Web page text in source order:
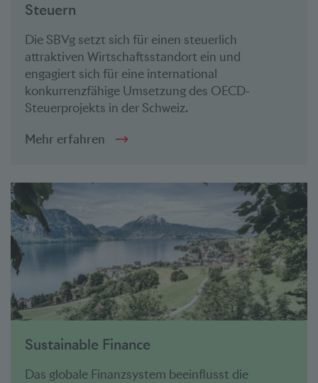
Steuern
Die SBVg setzt sich für einen steuerlich
attraktiven Wirtschaftsstandort ein und
engagiert sich für eine international
konkurrenzfähige Umsetzung des OECD-
Steuerprojekts in der Schweiz.
Mehr erfahren
Sustainable Finance
Das globale Finanzsystem beeinflusst die